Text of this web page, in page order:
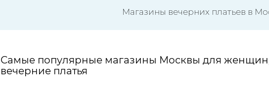
Магазины вечерних платьев в
Самые популярные магазины Москвы для
вечерние платья